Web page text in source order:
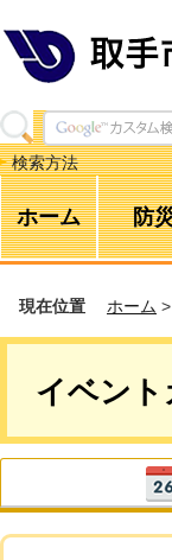
検索方法
ホーム 防
現在位置 ホーム
イベン